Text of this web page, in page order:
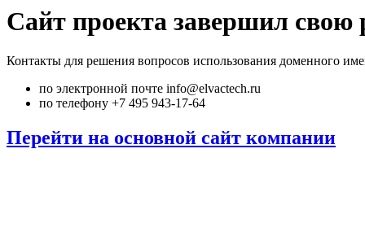
Сайт проекта завершил свою
Контакты для решения вопросов использования доменного
по электронной почте info@elvactech.ru
по телефону +7 495 943-17-64
Перейти на основной сайт компании